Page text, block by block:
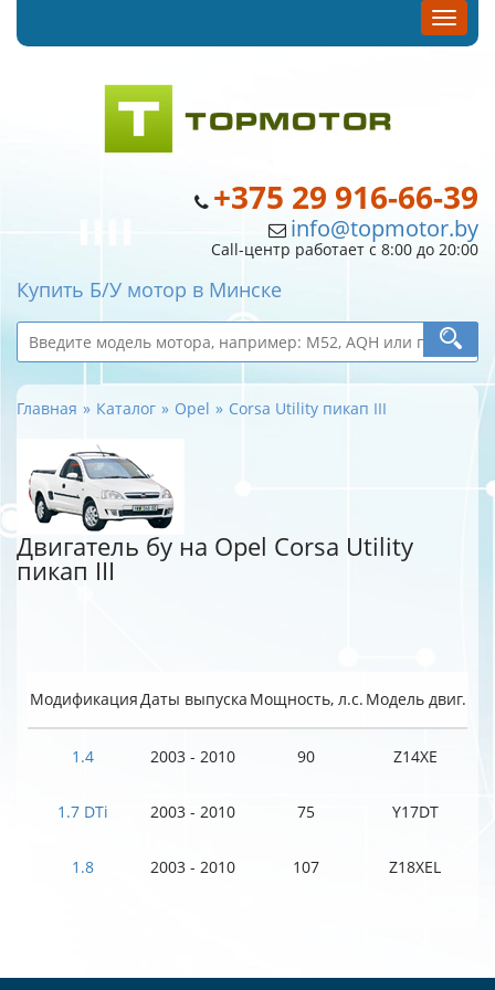
+375 29 916-66-39
info@topmotor.by
Call-центр работает с 8:00 до 20:00
Купить Б/У мотор в Минске
Главная Каталог Opel Corsa Utility пикап III
Двигатель бу на Opel Corsa Utility
пикап III
МодификацияДаты выпуска Мощность, л.с. Модель двиг.
1.4 2003 - 2010 90 Z14XE
1.7 DTi 2003 - 2010 75 Y17DT
1.8 2003 - 2010 107 Z18XEL